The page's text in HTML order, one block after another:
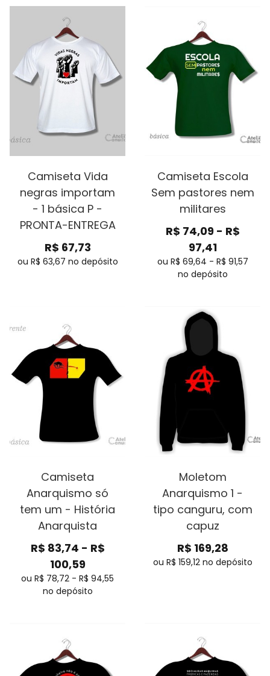
Camiseta Vida
negras importam
- 1 básica P -
PRONTA-ENTREGA
R$ 67,73
ou R$ 63,67 no depósito
Camiseta Escola
Sem pastores nem
militares
R$ 74,09 - R$
97,41
ou R$ 69,64 - R$ 91,57
no depósito
Camiseta
Anarquismo só
tem um - História
Anarquista
R$ 83,74 - R$
100,59
ou R$ 78,72 - R$ 94,55
no depósito
Moletom
Anarquismo 1 -
tipo canguru, com
capuz
R$ 169,28
ou R$ 159,12 no depósito